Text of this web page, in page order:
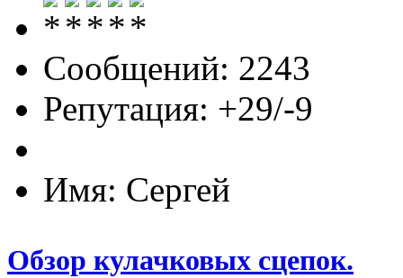
Сообщений: 2243
Репутация: +29/-9
Имя: Сергей
Обзор кулачковых сцепок.